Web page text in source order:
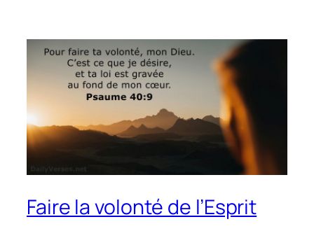
Faire la volonté de l’Esprit